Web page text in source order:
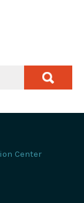
Center